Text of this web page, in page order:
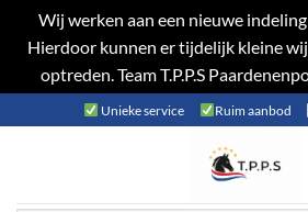
Wij werken aan een nieuwe
Hierdoor kunnen er tijdelijk kleine
optreden. Team T.P.P.S
naar
Unieke service Ruim aanbod